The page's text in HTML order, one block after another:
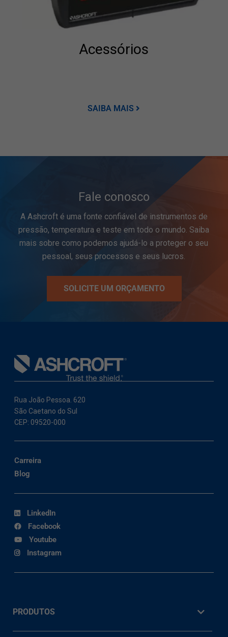
Acessórios
SAIBA MAIS
Fale conosco
A Ashcroft é uma fonte confiável de instrumentos de
pressão, temperatura e teste em todo o mundo. Saiba
mais sobre como podemos ajudá-lo a proteger o seu
pessoal, seus processos e seus lucros.
SOLICITE UM ORÇAMENTO
Rua João Pessoa. 620
São Caetano do Sul
CEP: 09520-000
Carreira
Blog
LinkedIn
Facebook
Youtube
Instagram
PRODUTOS